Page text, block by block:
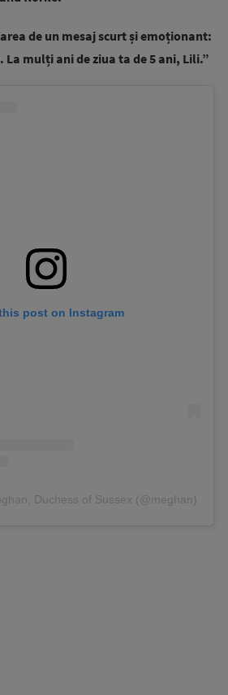
de un mesaj scurt și emoționant:
La mulți ani de ziua ta de 5 ani, Lili.”
post on Instagram
Duchess of Sussex (@meghan)